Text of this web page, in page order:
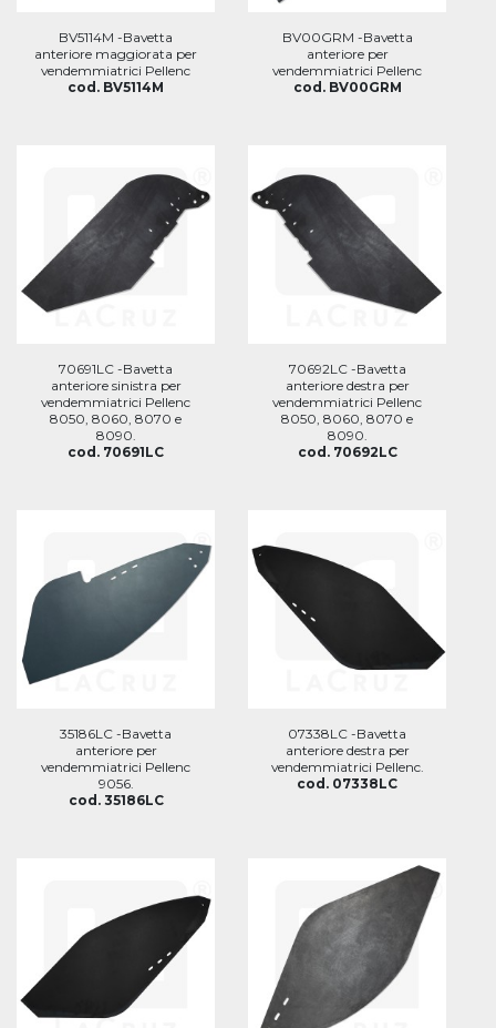
BV5114M -Bavetta
anteriore maggiorata per
vendemmiatrici Pellenc
cod. BV5114M
BV00GRM -Bavetta
anteriore per
vendemmiatrici Pellenc
cod. BV00GRM
70691LC -Bavetta
anteriore sinistra per
vendemmiatrici Pellenc
8050, 8060, 8070 e
8090.
cod. 70691LC
70692LC -Bavetta
anteriore destra per
vendemmiatrici Pellenc
8050, 8060, 8070 e
8090.
cod. 70692LC
35186LC -Bavetta
anteriore per
vendemmiatrici Pellenc
9056.
cod. 35186LC
07338LC -Bavetta
anteriore destra per
vendemmiatrici Pellenc.
cod. 07338LC